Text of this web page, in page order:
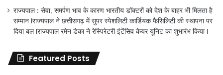
राज्यपाल : सेवा, समर्पण भाव के कारण भारतीय डॉक्टरों को देश के बाहर भी मिलता है
सम्मान lराज्यपाल ने छत्तीसगढ़ में सुपर स्पेशलिटी कार्डियक फैसिलिटी की स्थापना पर
दिया बल lराज्यपाल रमेन डेका ने रेस्पिरेटरी इंटेंसिव केयर यूनिट का शुभारंभ किया l
Featured Posts